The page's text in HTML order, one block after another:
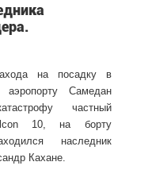
на посадку в
аэропорту Самедан
частный
10, на борту
наследник
Кахане.